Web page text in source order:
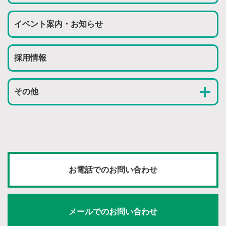
イベント案内・お知らせ
採用情報
その他
お電話でのお問い合わせ
メールでのお問い合わせ